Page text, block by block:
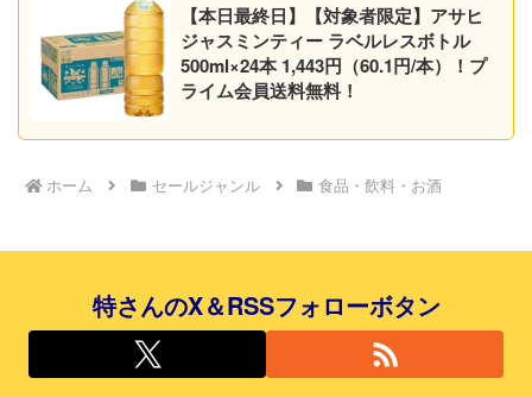
【本日最終日】【対象者限定】アサヒ
ジャスミンティー ラベルレスボトル
500ml×24本 1,443円（60.1円/本）！プ
ライム会員送料無料！
ホーム セールジャンル 食品・飲料・お酒
特さんのX＆RSSフォローボタン